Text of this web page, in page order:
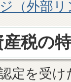
（外部
税の
定を受